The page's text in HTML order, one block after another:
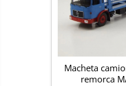
Macheta
remorca